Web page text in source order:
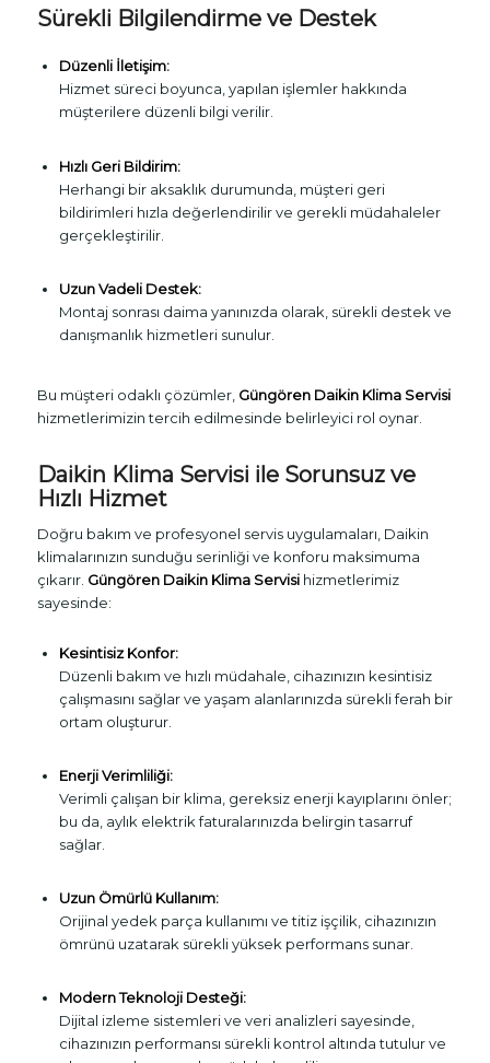
Sürekli Bilgilendirme ve Destek
Düzenli İletişim:
Hizmet süreci boyunca, yapılan işlemler hakkında
müşterilere düzenli bilgi verilir.
Hızlı Geri Bildirim:
Herhangi bir aksaklık durumunda, müşteri geri
bildirimleri hızla değerlendirilir ve gerekli müdahaleler
gerçekleştirilir.
Uzun Vadeli Destek:
Montaj sonrası daima yanınızda olarak, sürekli destek ve
danışmanlık hizmetleri sunulur.
Bu müşteri odaklı çözümler, Güngören Daikin Klima Servisi
hizmetlerimizin tercih edilmesinde belirleyici rol oynar.
Daikin Klima Servisi ile Sorunsuz ve
Hızlı Hizmet
Doğru bakım ve profesyonel servis uygulamaları, Daikin
klimalarınızın sunduğu serinliği ve konforu maksimuma
çıkarır. Güngören Daikin Klima Servisihizmetlerimiz
sayesinde:
Kesintisiz Konfor:
Düzenli bakım ve hızlı müdahale, cihazınızın kesintisiz
çalışmasını sağlar ve yaşam alanlarınızda sürekli ferah bir
ortam oluşturur.
Enerji Verimliliği:
Verimli çalışan bir klima, gereksiz enerji kayıplarını önler;
bu da, aylık elektrik faturalarınızda belirgin tasarruf
sağlar.
Uzun Ömürlü Kullanım:
Orijinal yedek parça kullanımı ve titiz işçilik, cihazınızın
ömrünü uzatarak sürekli yüksek performans sunar.
Modern Teknoloji Desteği:
Dijital izleme sistemleri ve veri analizleri sayesinde,
cihazınızın performansı sürekli kontrol altında tutulur ve